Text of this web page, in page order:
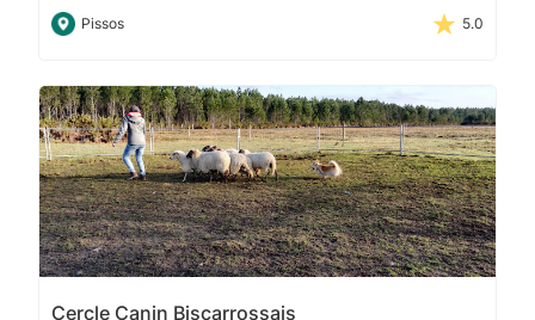
Pissos 5.0
Cercle Canin Biscarrossais